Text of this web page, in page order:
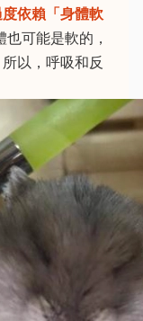
依賴「身體軟
可能是軟的，
以，呼吸和反